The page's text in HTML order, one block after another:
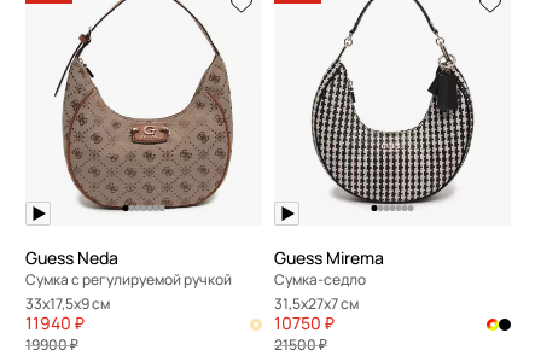
Guess Neda
Сумка с регулируемой ручкой
33x17,5x9 см
11940 ₽
19900 ₽
Guess Mirema
Сумка-седло
31,5x27x7 см
10750 ₽
21500 ₽